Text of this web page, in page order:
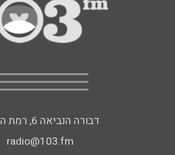
דבורה הנביאה 6, רמת השרון
radio@103.fm